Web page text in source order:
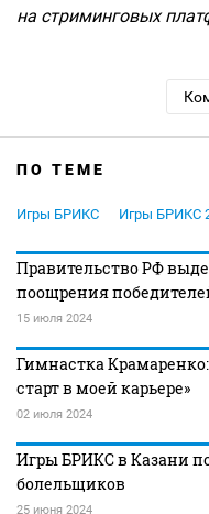
на стриминговых
ПО ТЕМЕ
Игры БРИКС Игры БРИКС
Правительство РФ
поощрения
15 июля 2024
Гимнастка
старт в моей карьере»
02 июля 2024
Игры БРИКС в Казани
болельщиков
25 июня 2024